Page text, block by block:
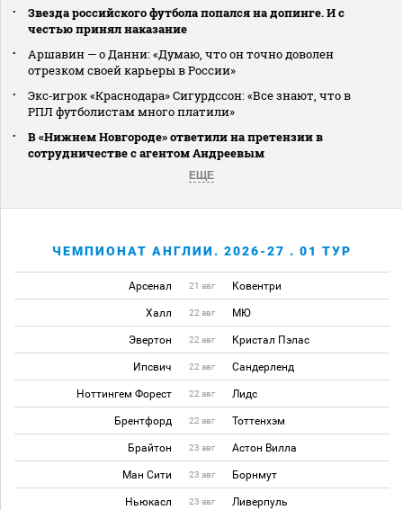
Звезда российского футбола попался на допинге. И с
честью принял наказание
Аршавин — о Данни: «Думаю, что он точно доволен
отрезком своей карьеры в России»
Экс‑игрок «Краснодара» Сигурдссон: «Все знают, что в
РПЛ футболистам много платили»
В «Нижнем Новгороде» ответили на претензии в
сотрудничестве с агентом Андреевым
ЕЩЕ
ЧЕМПИОНАТ АНГЛИИ. 2026-27 . 01 ТУР
Арсенал 21 авг Ковентри
Халл 22 авг МЮ
Эвертон 22 авг Кристал Пэлас
Ипсвич 22 авг Сандерленд
Ноттингем Форест 22 авг Лидс
Брентфорд 22 авг Тоттенхэм
Брайтон 23 авг Астон Вилла
Ман Сити 23 авг Борнмут
Ньюкасл 23 авг Ливерпуль